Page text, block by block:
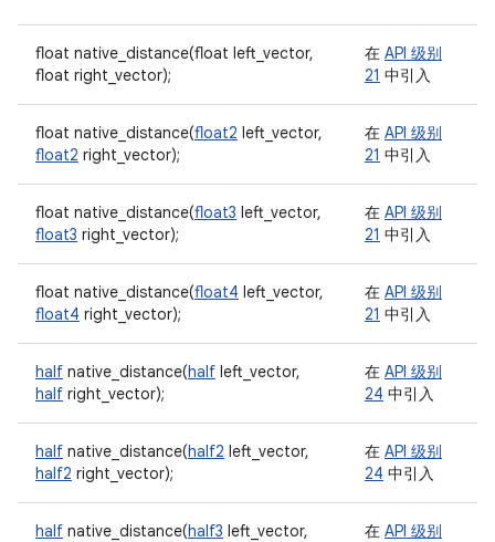
float native_distance(float left_vector,
float right_vector);
在 API 级别
21 中引入
float native_distance(float2 left_vector,
float2 right_vector);
在 API 级别
21 中引入
float native_distance(float3 left_vector,
float3 right_vector);
在 API 级别
21 中引入
float native_distance(float4 left_vector,
float4 right_vector);
在 API 级别
21 中引入
half native_distance(half left_vector,
half right_vector);
在 API 级别
24 中引入
half native_distance(half2 left_vector,
half2 right_vector);
在 API 级别
24 中引入
half native_distance(half3 left_vector,
在 API 级别